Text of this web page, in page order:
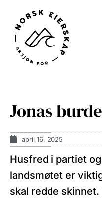
Jonas
april 16, 2025
Husfred i partiet
landsmøtet er
skal redde